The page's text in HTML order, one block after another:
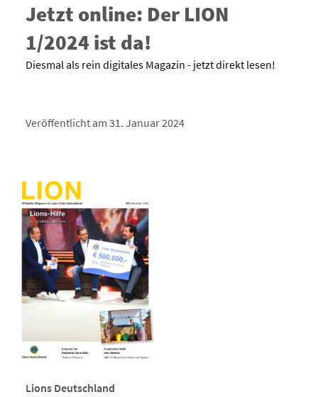
Jetzt online: Der LION
1/2024 ist da!
Diesmal als rein digitales Magazin - jetzt direkt lesen!
Veröffentlicht am 31. Januar 2024
Lions Deutschland